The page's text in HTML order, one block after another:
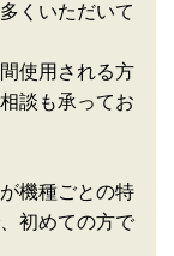
くいただいて
使用される方
談も承ってお
機種ごとの特
初めての方で